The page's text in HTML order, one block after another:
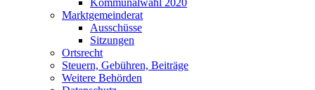
Kommunalwahl 2020
Marktgemeinderat
Ausschüsse
Sitzungen
Ortsrecht
Steuern, Gebühren, Beiträge
Weitere Behörden